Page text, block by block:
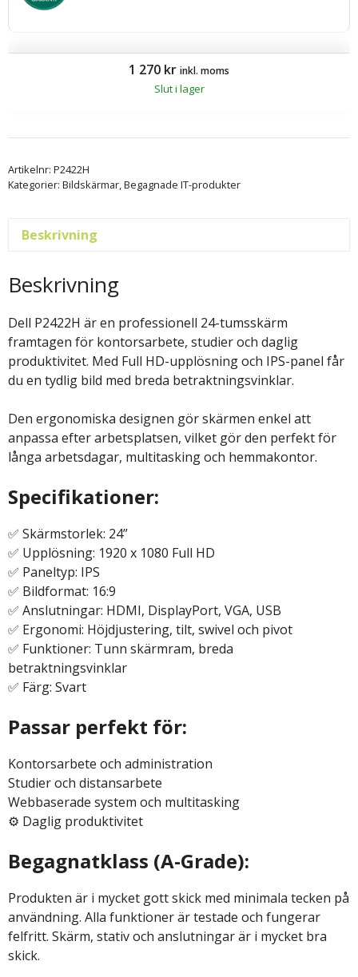
1 270 kr inkl. moms
Slut i lager
Artikelnr: P2422H
Kategorier: Bildskärmar,Begagnade IT-produkter
Beskrivning
Beskrivning
Dell P2422H är en professionell 24-tumsskärm
framtagen för kontorsarbete, studier och daglig
produktivitet. Med Full HD-upplösning och IPS-panel får
du en tydlig bild med breda betraktningsvinklar.
Den ergonomiska designen gör skärmen enkel att
anpassa efter arbetsplatsen, vilket gör den perfekt för
långa arbetsdagar, multitasking och hemmakontor.
Specifikationer:
✅ Skärmstorlek: 24”
✅ Upplösning: 1920 x 1080 Full HD
✅ Paneltyp: IPS
✅ Bildformat: 16:9
✅ Anslutningar: HDMI, DisplayPort, VGA, USB
✅ Ergonomi: Höjdjustering, tilt, swivel och pivot
✅ Funktioner: Tunn skärmram, breda
betraktningsvinklar
✅ Färg: Svart
Passar perfekt för:
Kontorsarbete och administration
Studier och distansarbete
Webbaserade system och multitasking
⚙️ Daglig produktivitet
Begagnatklass (A-Grade):
Produkten är i mycket gott skick med minimala tecken på
användning. Alla funktioner är testade och fungerar
felfritt. Skärm, stativ och anslutningar är i mycket bra
skick.